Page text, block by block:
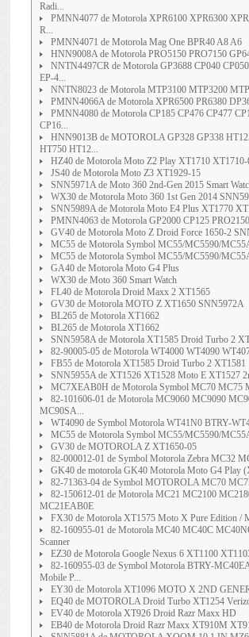
Radi...
PMNN4077 de Motorola XPR6100 XPR6300
R...
PMNN4071 de Motorola Mag One BPR40 A8 A6
HNN9008A de Motorola PRO5150 PRO7150
NNTN4497CR de Motorola GP3688 CP040
EP-4...
NNTN8023 de Motorola MTP3100 MTP3200
PMNN4066A de Motorola XPR6500 PR6380
PMNN4080 de Motorola CP185 CP476 CP477
CP16...
HNN9013B de MOTOROLA GP328 GP338
HT750 HT12...
HZ40 de Motorola Moto Z2 Play XT1710
JS40 de Motorola Moto Z3 XT1929-15
SNN5971A de Moto 360 2nd-Gen 2015 Smart
WX30 de Motorola Moto 360 1st Gen 2014
SNN5989A de Motorola Moto E4 Plus XT1770
PMNN4063 de Motorola GP2000 CP125
GV40 de Motorola Moto Z Droid Force 1650-2
MC55 de Motorola Symbol MC55/MC5590/
MC55 de Motorola Symbol MC55/MC5590/
GA40 de Motorola Moto G4 Plus
WX30 de Moto 360 Smart Watch
FL40 de Motorola Droid Maxx 2 XT1565
GV30 de Motorola MOTO Z XT1650 SNN5972A
BL265 de Motorola XT1662
BL265 de Motorola XT1662
SNN5958A de Motorola XT1585 Droid Turbo 2
82-90005-05 de Motorola WT4000 WT4090
FB55 de Motorola XT1585 Droid Turbo 2 XT1581
SNN5955A de XT1526 XT1528 Moto E XT1527
MC7XEAB0H de Motorola Symbol MC70 MC75
82-101606-01 de Motorola MC9060 MC9090
MC90SA...
WT4090 de Symbol Motorola WT41N0 BTRY-
MC55 de Motorola Symbol MC55/MC5590/
GV30 de MOTOROLA Z XT1650-05
82-000012-01 de Symbol Motorola Zebra MC32
GK40 de motorola GK40 Motorola Moto G4 Play
82-71363-04 de Symbol MOTOROLA MC70
82-150612-01 de Motorola MC21 MC2100
MC21EAB0E
FX30 de Motorola XT1575 Moto X Pure Edition /
82-160955-01 de Motorola MC40 MC40C
Scanner
EZ30 de Motorola Google Nexus 6 XT1100
82-160955-03 de Symbol Motorola BTRY-
Mobile P...
EY30 de Motorola XT1096 MOTO X 2ND
EQ40 de MOTOROLA Droid Turbo XT1254
EV40 de Motorola XT926 Droid Razr Maxx HD
EB40 de Motorola Droid Razr Maxx XT910M